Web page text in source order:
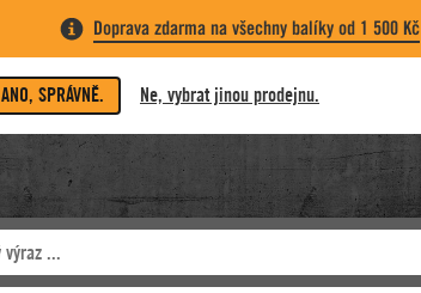
Doprava zdarma na všechny balíky od 1 500 Kč
ANO, SPRÁVNĚ. Ne, vybrat jinou prodejnu.